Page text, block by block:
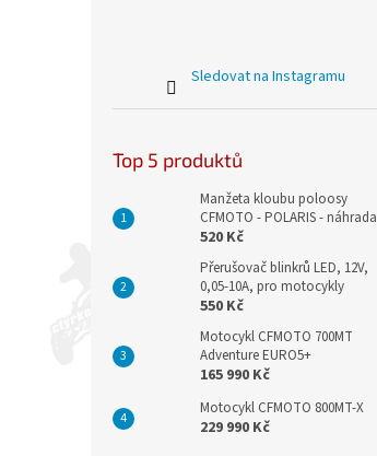
Sledovat na Instagramu
Top 5 produktů
Manžeta kloubu poloosy
CFMOTO - POLARIS - náhrada
520 Kč
Přerušovač blinkrů LED, 12V,
0,05-10A, pro motocykly
550 Kč
Motocykl CFMOTO 700MT
Adventure EURO5+
165 990 Kč
Motocykl CFMOTO 800MT-X
229 990 Kč